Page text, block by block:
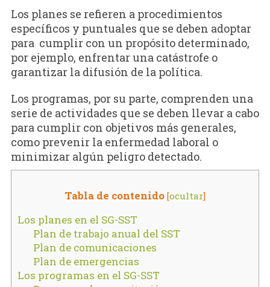
Los planes se refieren a procedimientos
específicos y puntuales que se deben adoptar
para cumplir con un propósito determinado,
por ejemplo, enfrentar una catástrofe o
garantizar la difusión de la política.
Los programas, por su parte, comprenden una
serie de actividades que se deben llevar a cabo
para cumplir con objetivos más generales,
como prevenir la enfermedad laboral o
minimizar algún peligro detectado.
Tabla de contenido [ocultar]
Los planes en el SG-SST
Plan de trabajo anual del SST
Plan de comunicaciones
Plan de emergencias
Los programas en el SG-SST